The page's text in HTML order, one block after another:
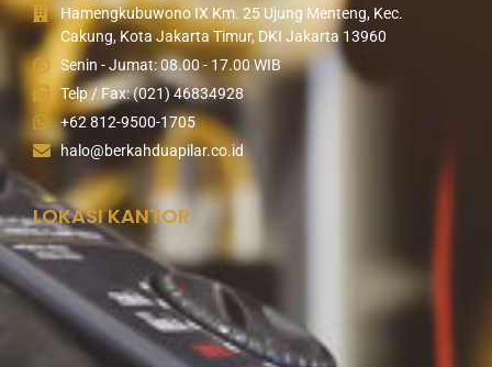
Hamengkubuwono IX Km. 25 Ujung Menteng, Kec.
Cakung, Kota Jakarta Timur, DKI Jakarta 13960
Senin - Jumat: 08.00 - 17.00 WIB
Telp / Fax: (021) 46834928
+62 812-9500-1705
halo@berkahduapilar.co.id
LOKASI KANTOR